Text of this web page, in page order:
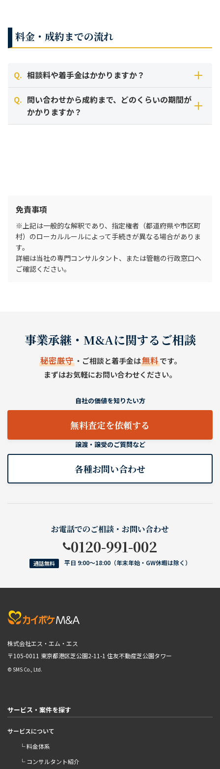
参考：会社法上の「事業譲渡」の解釈および、厚生労働省の過去の事例（介
護保険法に基づく連座制など）に基づく。
す。
446条（保証人の責任など）。
も、大家さんが首を縦に振らないと破談になるリスクがある
ため、どのタイミングで大家さんに相談に行くか、コンサル
当社は事前に秘密保持契約の締結を行い、徹底した情報管理
また、買い手候補への最初の打診は、法人名や詳細住所を伏
せた「ノンネームシート（匿名概要書）」を用いて行うた
め、従業員様や取引先様に知られることなくお相手を探すこ
とが可能です。
※プライバシーマーク（Pマーク）取得企業です。
料金・成約までの流れ
Q. 相談料や着手金はかかりますか？
いいえ、ご相談は無料です。また、着手金も一切いただいて
おりません。
Q. 問い合わせから成約まで、どのくらいの期間が
かかりますか？
免責事項
※上記は一般的な解釈であり、指定権者（都道府県や市区町
村）のローカルルールによって手続きが異なる場合がありま
す。
詳細は当社の専門コンサルタント、または管轄の行政窓口へ
ご確認ください。
事業承継・M&Aに関するご相談
秘密厳守・ご相談と着手金は無料です。
まずはお気軽にお問い合わせください。
自社の価値を知りたい方
無料査定を依頼する
譲渡・譲受のご質問など
各種お問い合わせ
お電話でのご相談・お問い合わせ
0120-991-002
通話無料 平日 9:00〜18:00（年末年始・GW休暇は除く）
株式会社エス・エム・エス
〒105-0011 東京都港区芝公園2-11-1 住友不動産芝公園タワー
© SMS Co., Ltd.
サービス・案件を探す
サービスについて
└ 料金体系
└ コンサルタント紹介